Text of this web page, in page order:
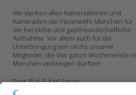
Wir danken allen Kameradinnen und
Kameraden der Feuerwehr München für
die herzliche und gastfreundschaftliche
Aufnahme. Vor allem auch für die
Unterbringung von sechs unserer
Mitglieder, die das ganze Wochenende in
München verbringen durften!
Text: BI d. F. Karl Simon
Fotos: FF Geng